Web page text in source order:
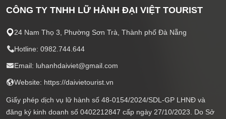
CÔNG TY TNHH LỮ HÀNH ĐẠI VIỆT TOURIST
24 Nam Thọ 3, Phường Sơn Trà, Thành phố Đà Nẵng
Hotline: 0982.744.644
Email: luhanhdaiviet@gmail.com
Website: https://daivietourist.vn
Giấy phép dịch vụ lữ hành số 48-0154/2024/SDL-GP LHNĐ và
đăng ký kinh doanh số 0402212847 cấp ngày 27/10/2023. Do Sở